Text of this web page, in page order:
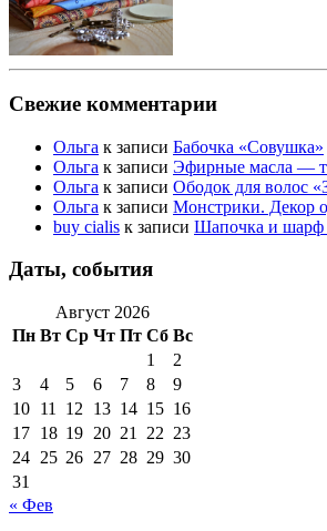
Свежие комментарии
Ольга к записи Бабочка «Совушка»
Ольга к записи Эфирные масла —
Ольга к записи Ободок для волос
Ольга к записи Монстрики. Декор
buy cialis к записи Шапочка и шарф
Даты, события
Август 2026
Пн Вт Ср Чт Пт Сб Вс
1
2
3
4 5 6 7 8
9
10 11 12 13 14 15 16
17 18 19 20 21 22 23
24 25 26 27 28 29 30
31
« Фев